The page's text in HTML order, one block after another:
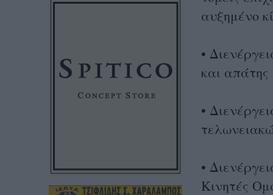
αυξημένο
•
και
•
•
Κινητές